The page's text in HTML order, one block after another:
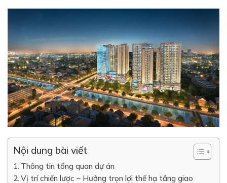
Nội dung bài viết
Thông tin tổng quan dự án
Vị trí chiến lược – Hưởng trọn lợi thế hạ tầng giao